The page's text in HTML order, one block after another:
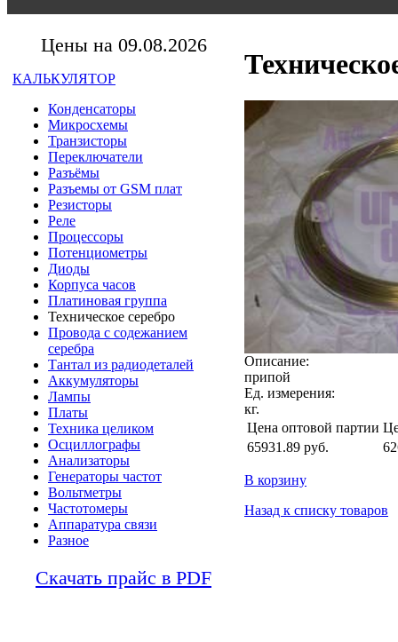
Цены на 09.08.2026
КАЛЬКУЛЯТОР
Конденсаторы
Микросхемы
Транзисторы
Переключатели
Разъёмы
Разъемы от GSM плат
Резисторы
Реле
Процессоры
Потенциометры
Диоды
Корпуса часов
Платиновая группа
Техническое серебро
Провода с содежанием
серебра
Тантал из радиодеталей
Аккумуляторы
Лампы
Платы
Техника целиком
Осциллографы
Анализаторы
Генераторы частот
Вольтметры
Частотомеры
Аппаратура связи
Разное
Скачать прайс в PDF
Описание:
припой
Ед. измерения:
кг.
Цена оптовой партии
65931.89 руб.
В корзину
Назад к списку товаров